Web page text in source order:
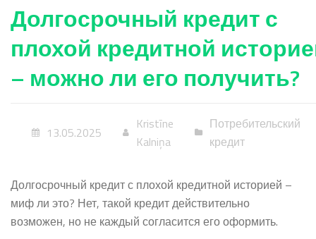
Долгосрочный кредит с
плохой кредитной
– можно ли его получить?
13.05.2025
Kristīne
Kalniņa
Потребительский
кредит
Долгосрочный кредит с плохой кредитной историей –
миф ли это? Нет, такой кредит действительно
возможен, но не каждый согласится его оформить.